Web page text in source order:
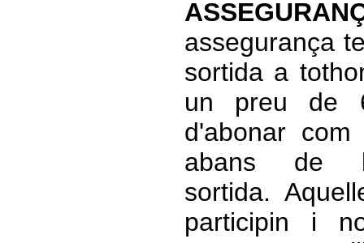
assegurança
sortida a
un preu de
d'abonar
abans
sortida.
participin i